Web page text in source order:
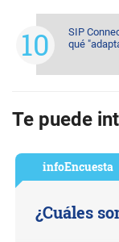
SIP
qué
Te puede
infoEncuesta
¿Cuáles